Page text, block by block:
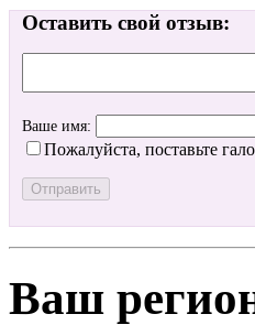
Оставить свой отзыв:
Ваше имя:
Пожалуйста, поставьте
Ваш